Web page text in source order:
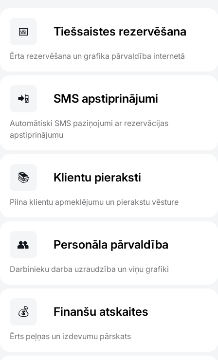
📅 Tiešsaistes rezervēšana
Ērta rezervēšana un grafika pārvaldība internetā
📲 SMS apstiprinājumi
Automātiski SMS paziņojumi ar rezervācijas
apstiprinājumu
📚 Klientu pieraksti
Pilna klientu apmeklējumu un pierakstu vēsture
👥 Personāla pārvaldība
Darbinieku darba uzraudzība un viņu grafiki
💰 Finanšu atskaites
Ērts peļņas un izdevumu pārskats